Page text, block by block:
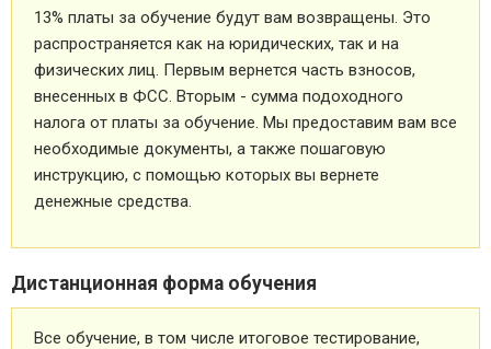
13% платы за обучение будут вам возвращены. Это
распространяется как на юридических, так и на
физических лиц. Первым вернется часть взносов,
внесенных в ФСС. Вторым - сумма подоходного
налога от платы за обучение. Мы предоставим вам все
необходимые документы, а также пошаговую
инструкцию, с помощью которых вы вернете
денежные средства.
Дистанционная форма обучения
Все обучение, в том числе итоговое тестирование,